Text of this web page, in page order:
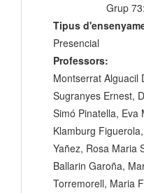
Grup
Tipus
Presencial
Professors:
Montserrat Alguacil
Sugranyes Ernest,
Simó Pinatella, Eva
Klamburg
Yañez, Rosa Maria
Ballarin Garoña,
Torremorell, Maria